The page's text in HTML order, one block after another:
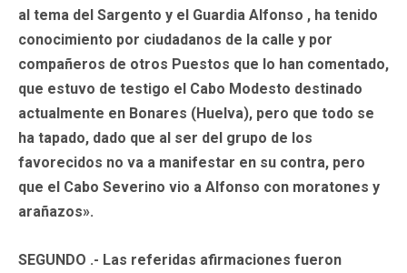
al tema del Sargento y el Guardia Alfonso , ha tenido
conocimiento por ciudadanos de la calle y por
compañeros de otros Puestos que lo han comentado,
que estuvo de testigo el Cabo Modesto destinado
actualmente en Bonares (Huelva), pero que todo se
ha tapado, dado que al ser del grupo de los
favorecidos no va a manifestar en su contra, pero
que el Cabo Severino vio a Alfonso con moratones y
arañazos».
SEGUNDO .- Las referidas afirmaciones fueron